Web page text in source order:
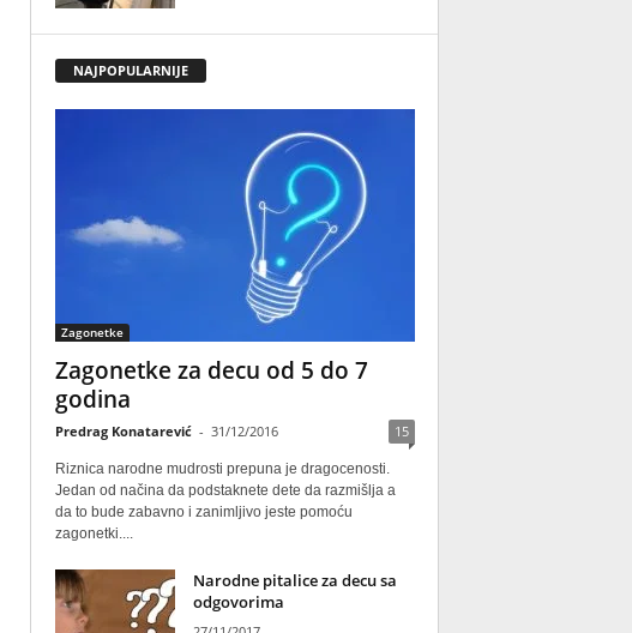
NAJPOPULARNIJE
Zagonetke
Zagonetke za decu od 5 do 7
godina
Predrag Konatarević - 31/12/2016 15
Riznica narodne mudrosti prepuna je dragocenosti.
Jedan od načina da podstaknete dete da razmišlja a
da to bude zabavno i zanimljivo jeste pomoću
zagonetki....
Narodne pitalice za decu sa
odgovorima